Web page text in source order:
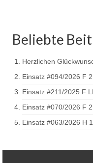
Tag der
Tag der
Tag der
Beliebte
Herzlichen
Einsatz #094/2026 F 2
Einsatz #211/2025 F
Einsatz #070/2026 F
Einsatz #063/2026 H 1